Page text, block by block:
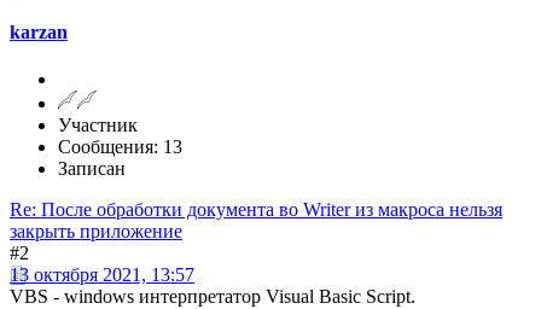
karzan
Участник
Сообщения: 13
Записан
Re: После обработки документа во Writer из макроса нельзя
закрыть приложение
#2
13 октября 2021, 13:57
VBS - windows интерпретатор Visual Basic Script.